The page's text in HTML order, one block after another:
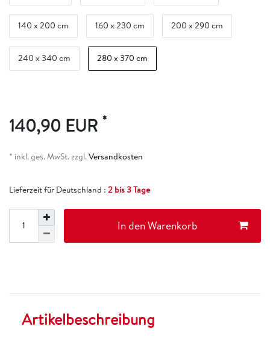
140 x 200 cm 160 x 230 cm 200 x 290 cm
240 x 340 cm 280 x 370 cm
140,90 EUR *
* inkl. ges. MwSt. zzgl.Versandkosten
Lieferzeit für Deutschland : 2 bis 3 Tage
In den Warenkorb
Artikelbeschreibung